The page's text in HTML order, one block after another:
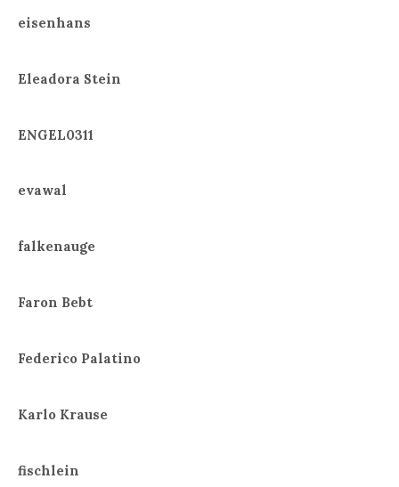
eisenhans
Eleadora Stein
ENGEL0311
evawal
falkenauge
Faron Bebt
Federico Palatino
Karlo Krause
fischlein